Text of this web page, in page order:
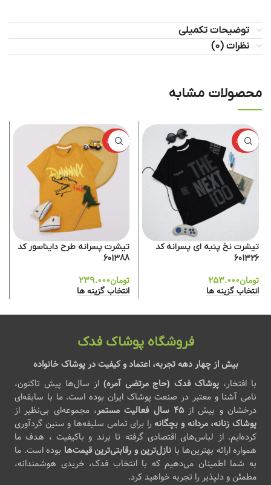
توضیحات تکمیلی
نظرات (0)
محصولات مشابه
ناموجود
تیشرت نخ پنبه ای پسرانه کد
601326
تومان۲۵۳.۰۰۰
انتخاب گزینه ها
ناموجود
تیشرت پسرانه طرح دایناسور کد
601388
تومان۲۳۹.۰۰۰
انتخاب گزینه ها
فروشگاه پوشاک فدک
بیش از چهار دهه تجربه، اعتماد و کیفیت در پوشاک خانواده
با افتخار، پوشاک فدک (حاج مرتضی آمره) از سال‌ها پیش تاکنون،
نامی آشنا و معتبر در صنعت پوشاک ایران بوده است. ما با سابقه‌ای
درخشان و بیش از۴۵ سال فعالیت مستمر
، مجموعه‌ای بی‌نظیر از
پوشاک زنانه، مردانه و بچگانهرا برای تمامی سلیقه‌ها و سنین گردآوری
کرده‌ایم. از لباس‌های اقتصادی گرفته تا برند و باکیفیت ، هدف ما
همواره ارائه بهترین‌ها با نازل‌ترین و رقابتی‌ترین قیمت‌ها بوده است. ما
به شما اطمینان می‌دهیم که با انتخاب فدک، خریدی هوشمندانه،
مطمئن و دلپذیر را تجربه خواهید کرد.